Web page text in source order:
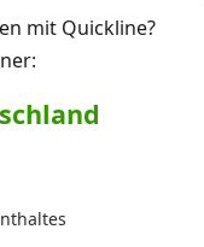
mit Quickline?